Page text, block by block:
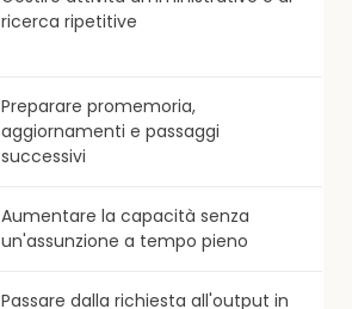
ricerca ripetitive
Preparare promemoria,
aggiornamenti e passaggi
successivi
Aumentare la capacità senza
un'assunzione a tempo pieno
Passare dalla richiesta all'output in